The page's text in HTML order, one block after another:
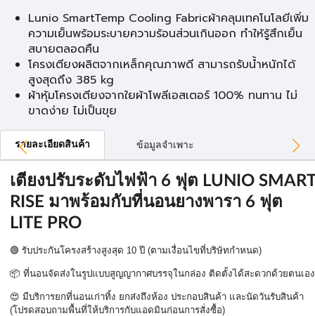
Lunio SmartTemp Cooling Fabricผ้าคลุมเทคโนโลยีเพิ่ม
ความเย็นพร้อมระบายความร้อนส่วนเกินออก ทำให้รู้สึกเย็น
สบายตลอดคืน
โครงเตียงผลิตจากเหล็กคุณภาพดี สามารถรับน้ำหนักได้
สูงสุดถึง 385 kg
ผ้าหุ้มโครงเตียงจากใยผ้าโพลีเอสเตอร์ 100% ทนทาน ไม่
ขาดง่าย ไม่เป็นขุย
รายละเอียดสินค้า ข้อมูลจำเพาะ
เตียงปรับระดับไฟฟ้า 6 ฟุต LUNIO SMART
RISE มาพร้อมกับที่นอนยางพารา 6 ฟุต
LITE PRO
🟢 รับประกันโครงสร้างสูงสุด 10 ปี (ตามเงื่อนไขที่บริษัทกำหนด)
📦 ที่นอนจัดส่งในรูปแบบสูญญากาศบรรจุในกล่อง ติดตั้งได้สะดวกด้วยตนเอง
😍 มีบริการยกที่นอนเก่าทิ้ง ยกส่งถึงห้อง ประกอบสินค้า และนัดวันรับสินค้า
(โปรดสอบถามพื้นที่ให้บริการกับแอดมินก่อนการสั่งซื้อ)